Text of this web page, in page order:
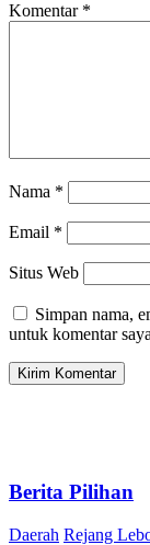
Komentar *
Nama *
Email *
Situs Web
Simpan nama,
untuk komentar
Berita Pilihan
Daerah Rejang